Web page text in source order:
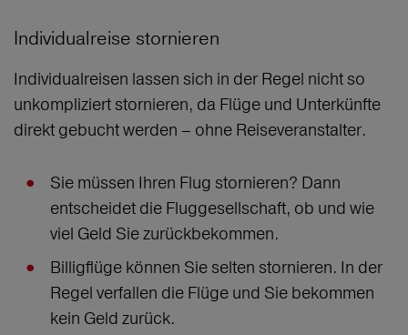
Individualreise stornieren
Individualreisen lassen sich in der Regel nicht so
unkompliziert stornieren, da Flüge und Unterkünfte
direkt gebucht werden – ohne Reiseveranstalter.
Sie müssen Ihren Flug stornieren? Dann
entscheidet die Fluggesellschaft, ob und wie
viel Geld Sie zurückbekommen.
Billigflüge können Sie selten stornieren. In der
Regel verfallen die Flüge und Sie bekommen
kein Geld zurück.